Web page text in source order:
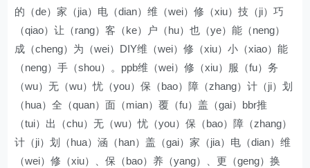
的（de）家（jia）电（dian）维（wei）修（xiu）技（ji）巧
（qiao）让（rang）客（ke）户（hu）也（ye）能（neng）
成（cheng）为（wei）DIY维（wei）修（xiu）小（xiao）能
（neng）手（shou）。ppb维（wei）修（xiu）服（fu）务
（wu）无（wu）忧（you）保（bao）障（zhang）计（ji）划
（hua）全（quan）面（mian）覆（fu）盖（gai）bbr推
（tui）出（chu）无（wu）忧（you）保（bao）障（zhang）
计（ji）划（hua）涵（han）盖（gai）家（jia）电（dian）维
（wei）修（xiu）、保（bao）养（yang）、更（geng）换